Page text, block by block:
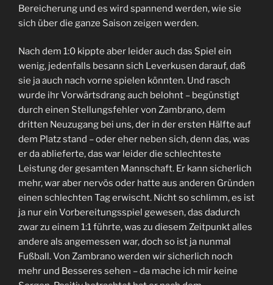
Bereicherung und es wird spannend werden, wie sie
sich über die ganze Saison zeigen werden.
Nach dem 1:0 kippte aber leider auch das Spiel ein
wenig, jedenfalls besann sich Leverkusen darauf, daß
sie ja auch nach vorne spielen könnten. Und rasch
wurde ihr Vorwärtsdrang auch belohnt – begünstigt
durch einen Stellungsfehler von Zambrano, dem
dritten Neuzugang bei uns, der in der ersten Hälfte auf
dem Platz stand – oder eher neben sich, denn das, was
er da ablieferte, das war leider die schlechteste
Leistung der gesamten Mannschaft. Er kann sicherlich
mehr, war aber nervös oder hatte aus anderen Gründen
einen schlechten Tag erwischt. Nicht so schlimm, es ist
ja nur ein Vorbereitungsspiel gewesen, das dadurch
zwar zu einem 1:1 führte, was zu diesem Zeitpunkt alles
andere als angemessen war, doch so ist ja nunmal
Fußball. Von Zambrano werden wir sicherlich noch
mehr und Besseres sehen – da mache ich mir keine